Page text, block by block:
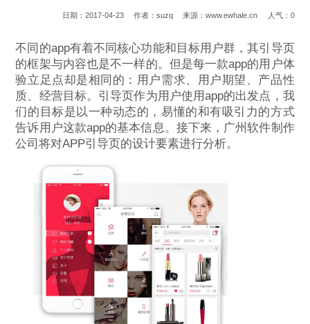
日期：2017-04-23 作者：suzq 来源：www.ewhale.cn 人气： 0
不同的app有着不同核心功能和目标用户群，其引导页
的框架与内容也是不一样的。但是每一款app的用户体
验立足点却是相同的：用户需求、用户期望、产品性
质、经营目标。引导页作为用户使用app的出发点，我
们的目标是以一种动态的，易懂的和有吸引力的方式
告诉用户这款app的基本信息。接下来，广州软件制作
公司将对APP引导页的设计要素进行分析。